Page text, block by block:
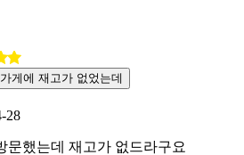
게에 재고가 없었는데
28
문했는데 재고가 없드라구요